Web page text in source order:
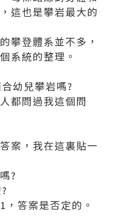
這也是攀岩最大的
攀登體系並不多，
系統的整理。
幼兒攀岩嗎?
都問過我這個問
案，我在這裏貼一
?
答案是否定的。